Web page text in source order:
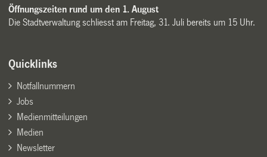
Öffnungszeiten rund um den 1. August
Die Stadtverwaltung schliesst am Freitag, 31. Juli bereits um 15 Uhr.
Quicklinks
Notfallnummern
Jobs
Medienmitteilungen
Medien
Newsletter